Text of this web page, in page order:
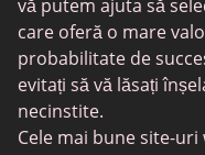
vă putem ajuta să
care oferă o mare
probabilitate de
evitați să vă lăsați
necinstite.
Cele mai bune site-